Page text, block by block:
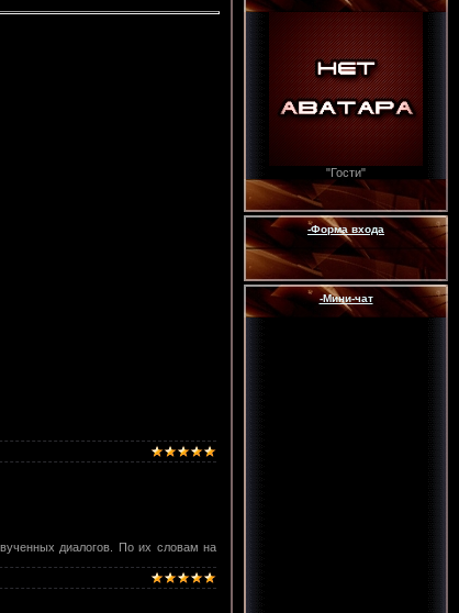
диалогов. По их словам на
"Гости"
-Форма входа
-Мини-чат